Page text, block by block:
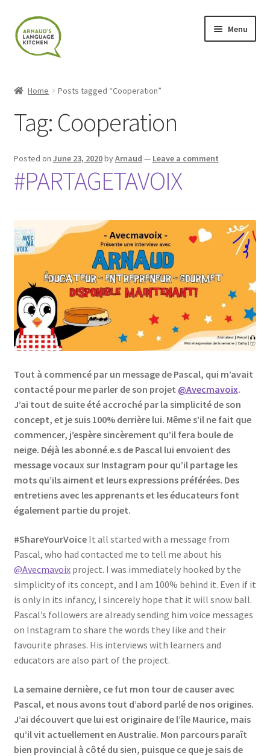
Skip
to
navigation
Skip
to
content
Menu
Contact
Links
My Account
Privacy Tools
Private Tuition
Shop
Terms and Conditions
Events
Locations
My Bookings
Private
Home Posts tagged “Cooperation”
Tag: Cooperation
Posted on June 23, 2020byArnaud — Leave a comment
#PARTAGETAVOIX
Tout à commencé par un message de Pascal, qui m’avait
contacté pour me parler de son projet @Avecmavoix.
J’ai tout de suite été accroché par la simplicité de son
concept, et je suis 100% derrière lui. Même s’il ne fait que
commencer, j’espère sincèrement qu’il fera boule de
neige. Déjà les abonné.e.s de Pascal lui envoient des
message vocaux sur Instagram pour qu’il partage les
mots qu’ils aiment et leurs expressions préférées. Des
entretiens avec les apprenants et les éducateurs font
également partie du projet.
#ShareYourVoiceIt all started with a message from
Pascal, who had contacted me to tell me about his
@Avecmavoixproject. I was immediately hooked by the
simplicity of its concept, and I am 100% behind it. Even if it
is only in its infancy, I sincerely hope that it will snow ball.
Pascal’s followers are already sending him voice messages
on Instagram to share the words they like and their
favourite phrases. His interviews with learners and
educators are also part of the project.
La semaine dernière, ce fut mon tour de causer avec
Pascal, et nous avons tout d’abord parlé de nos origines.
J’ai découvert que lui est originaire de l’île Maurice, mais
qu’il vit actuellement en Australie. Mon parcours paraît
bien provincial à côté du sien, puisque ce que je sais de